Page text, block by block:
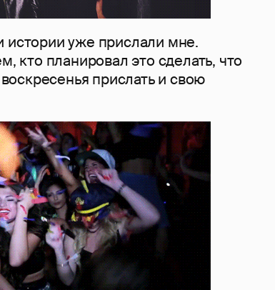
уже прислали мне.
кто планировал это сделать, что
прислать и свою